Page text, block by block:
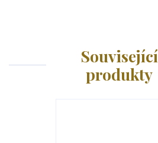
Související
produkty